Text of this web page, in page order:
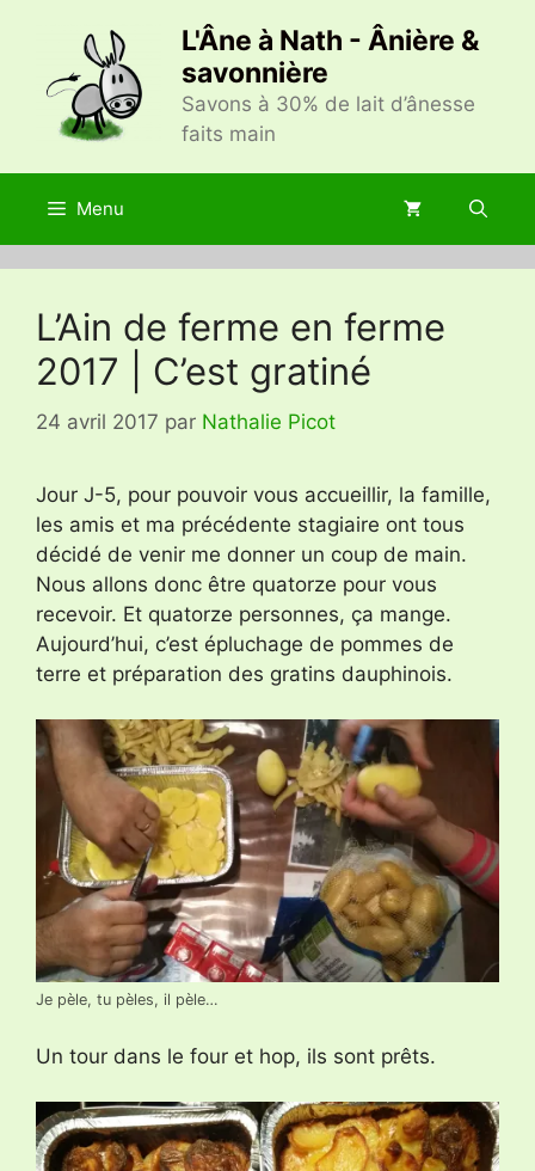
contenu
L'Âne à Nath - Ânière &
savonnière
Savons à 30% de lait d’ânesse
faits main
Menu
L’Ain de ferme en ferme
2017 | C’est gratiné
24 avril 2017 par Nathalie Picot
Jour J-5, pour pouvoir vous accueillir, la famille,
les amis et ma précédente stagiaire ont tous
décidé de venir me donner un coup de main.
Nous allons donc être quatorze pour vous
recevoir. Et quatorze personnes, ça mange.
Aujourd’hui, c’est épluchage de pommes de
terre et préparation des gratins dauphinois.
Je pèle, tu pèles, il pèle…
Un tour dans le four et hop, ils sont prêts.